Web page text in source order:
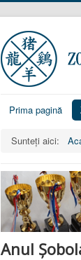
Prima pagină
Sunteți aici:
Anul